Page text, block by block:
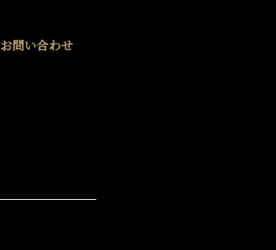
お問い合わせ